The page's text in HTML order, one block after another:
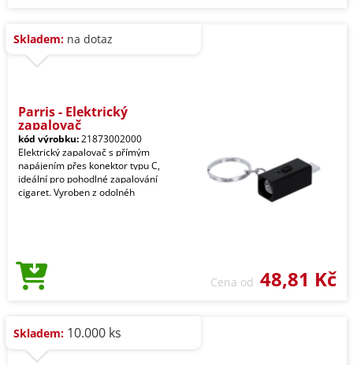
Skladem: na dotaz
Parris - Elektrický
zapalovač
kód výrobku:21873002000
Elektrický zapalovač s přímým
napájením přes konektor typu C,
ideální pro pohodlné zapalování
cigaret. Vyroben z odolnéh
Cena od 48,81 Kč
Skladem: 10.000 ks